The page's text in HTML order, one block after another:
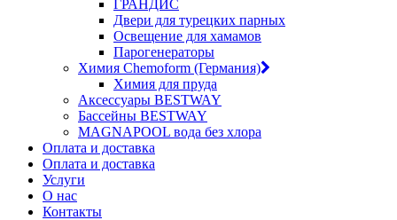
ГРАНДИС
Двери для турецких парных
Освещение для хамамов
Парогенераторы
Химия Chemoform (Германия)
Химия для пруда
Аксессуары BESTWAY
Бассейны BESTWAY
MAGNAPOOL вода без хлора
Оплата и доставка
Оплата и доставка
Услуги
О нас
Контакты